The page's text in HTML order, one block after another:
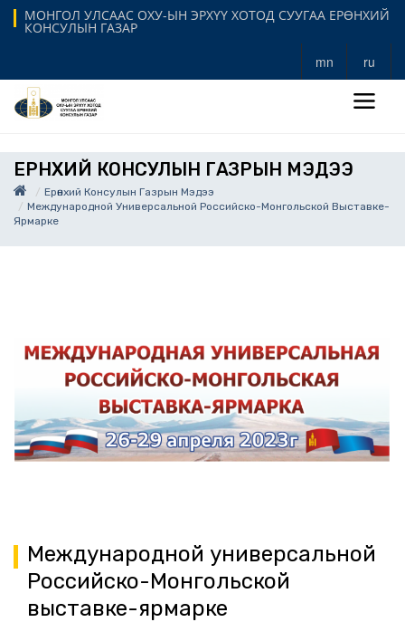
МОНГОЛ УЛСААС ОХУ-ЫН ЭРХҮҮ ХОТОД СУУГАА ЕРӨНХИЙ
КОНСУЛЫН ГАЗАР
mn ru
ЕРӨНХИЙ КОНСУЛЫН ГАЗРЫН МЭДЭЭ
Ерөнхий Консулын Газрын Мэдээ
Международной Универсальной Российско-Монгольской Выставке-
Ярмарке
Международной универсальной
Российско-Монгольской
выставке-ярмарке